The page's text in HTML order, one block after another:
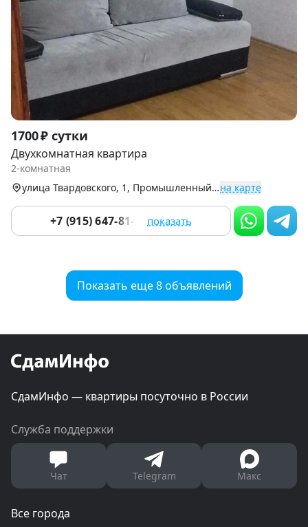
Item
1
of
1700 ₽ сутки
Двухкомнатная квартира
2-комнатная
улица Твардовского, 1, Промышленный р-нна карте
+7 (915) 647-81-08 показать
Показать еще 8 объявлений
СдамИнфо — квартиры посуточно в России
Служба поддержки
Чат Telegram Макс
Все города